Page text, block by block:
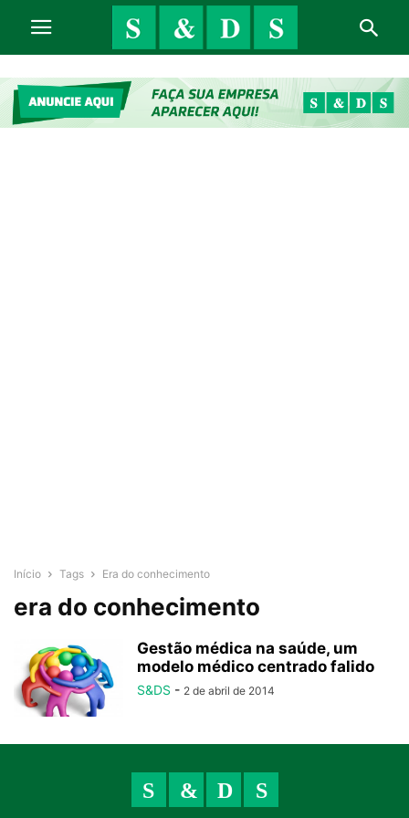
Início Tags Era do conhecimento
era do conhecimento
Gestão médica na saúde, um
modelo médico centrado falido
S&DS - 2 de abril de 2014